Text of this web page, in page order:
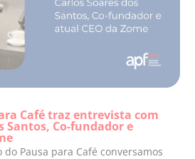
Café traz entrevista com
Santos, Co-fundador e
Pausa para Café conversamos